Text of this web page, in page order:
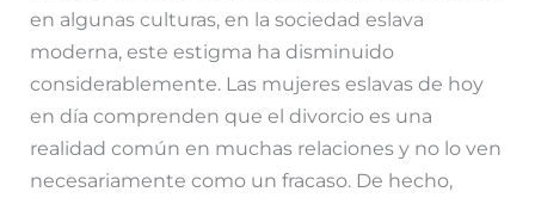
en algunas culturas, en la sociedad eslava
moderna, este estigma ha disminuido
considerablemente. Las mujeres eslavas de hoy
en día comprenden que el divorcio es una
realidad común en muchas relaciones y no lo ven
necesariamente como un fracaso. De hecho,